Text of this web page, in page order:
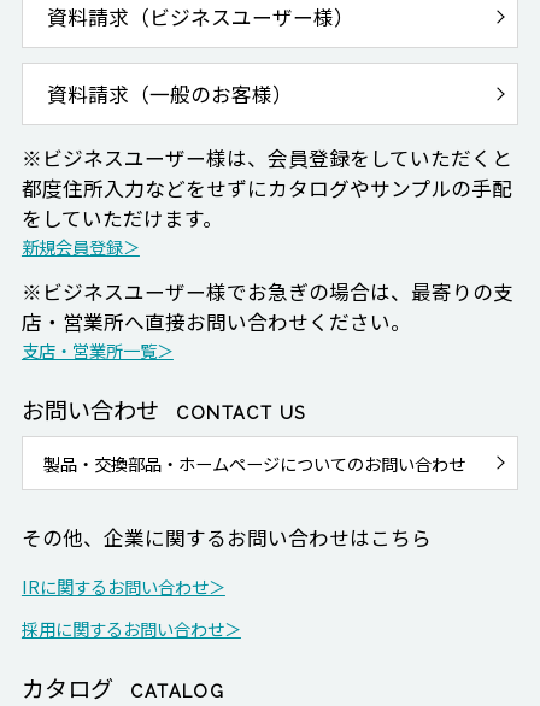
資料請求（ビジネスユーザー様）
資料請求（一般のお客様）
※ビジネスユーザー様は、会員登録をしていただくと
都度住所入力などをせずにカタログやサンプルの手配
をしていただけます。
新規会員登録＞
※ビジネスユーザー様でお急ぎの場合は、最寄りの支
店・営業所へ直接お問い合わせください。
支店・営業所一覧＞
お問い合わせ CONTACT US
製品・交換部品・ホームページについてのお問い合わせ
その他、企業に関するお問い合わせはこちら
IRに関するお問い合わせ＞
採用に関するお問い合わせ＞
カタログ CATALOG